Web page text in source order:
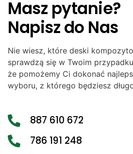
Masz pytanie?
Napisz do Nas
Nie wiesz, które deski
sprawdzą się w Twoim
że pomożemy Ci dokonać
wyboru, z którego będziesz
887 610 672
786 191 248